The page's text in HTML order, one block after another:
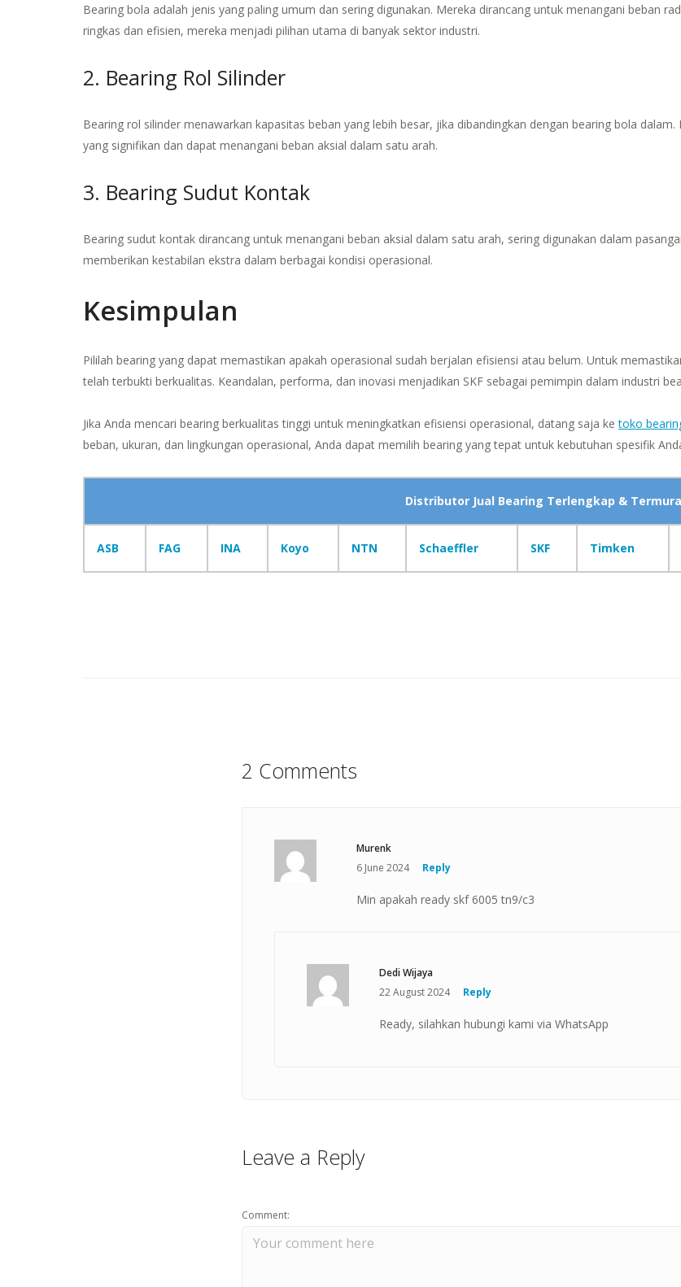
Bearing bola adalah jenis yang paling umum dan sering digunakan. Mereka dirancang untuk menangani beban
ringkas dan efisien, mereka menjadi pilihan utama di banyak sektor industri.
2. Bearing Rol Silinder
Bearing rol silinder menawarkan kapasitas beban yang lebih besar, jika dibandingkan dengan bearing bola
yang signifikan dan dapat menangani beban aksial dalam satu arah.
3. Bearing Sudut Kontak
Bearing sudut kontak dirancang untuk menangani beban aksial dalam satu arah, sering digunakan dalam
memberikan kestabilan ekstra dalam berbagai kondisi operasional.
Kesimpulan
Pililah bearing yang dapat memastikan apakah operasional sudah berjalan efisiensi atau belum. Untuk
telah terbukti berkualitas. Keandalan, performa, dan inovasi menjadikan SKF sebagai pemimpin dalam industri
Jika Anda mencari bearing berkualitas tinggi untuk meningkatkan efisiensi operasional, datang saja ketoko
beban, ukuran, dan lingkungan operasional, Anda dapat memilih bearing yang tepat untuk kebutuhan spesifik
Distributor Jual Bearing Terlengkap &
ASB FAG INA Koyo NTN Schaeffler SKF Timken
2 Comments
Murenk
6 June 2024
Reply
Min apakah ready skf 6005 tn9/c3
Dedi Wijaya
22 August 2024
Reply
Ready, silahkan hubungi kami via WhatsApp
Leave a Reply
Comment: